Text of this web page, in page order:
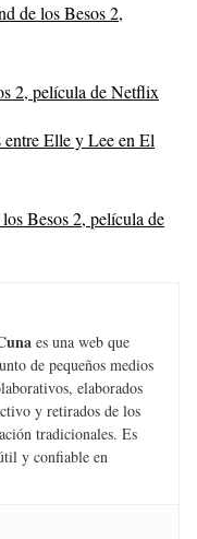
de los Besos 2,
2, película de Netflix
entre Elle y Lee en El
Besos 2, película de
es una web que
de pequeños medios
elaborados
y retirados de los
tradicionales. Es
y confiable en